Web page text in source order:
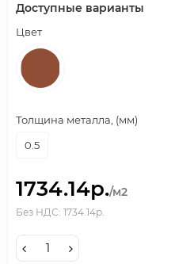
Доступные варианты
Цвет
Толщина металла, (мм)
0.5
1734.14р./м2
Без НДС: 1734.14р.